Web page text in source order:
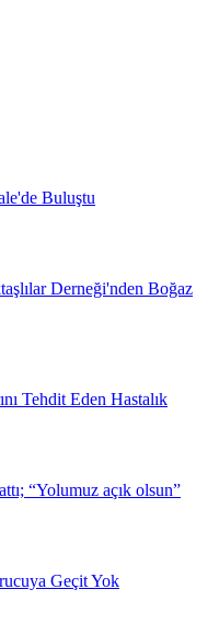
Buluştu
Derneği'nden Boğaz
Tehdit Eden Hastalık
“Yolumuz açık olsun”
Geçit Yok